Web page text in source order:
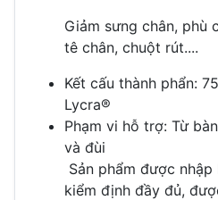
Giảm sưng chân, phù
tê chân, chuột rút....
Kết cấu thành phẩn:
Lycra®
Phạm vi hỗ trợ: Từ
và đùi
Sản phẩm được
kiểm định đầy đủ,